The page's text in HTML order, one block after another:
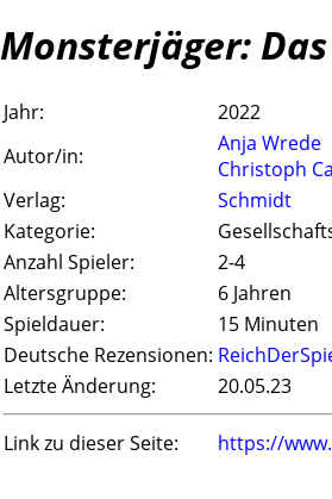
Monsterjäger:
Jahr:
2022
Autor/in:
Anja Wrede
Christoph
Verlag:
Schmidt
Kategorie:
Anzahl Spieler:
2-4
Altersgruppe:
6 Jahren
Spieldauer:
15 Minuten
Deutsche Rezensionen:
Letzte Änderung:
20.05.23
Link zu dieser Seite: https://